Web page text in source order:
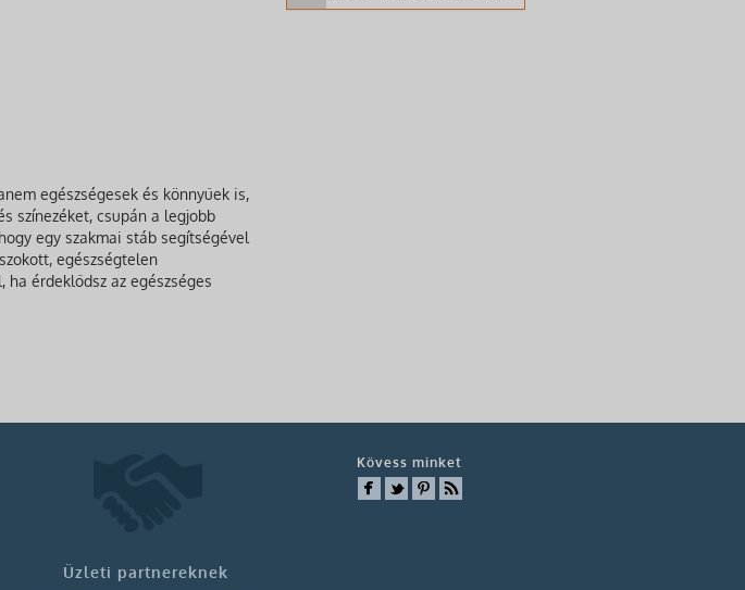
egészségesek és könnyűek is,
színezéket, csupán a legjobb
egy szakmai stáb segítségével
egészségtelen
érdeklődsz az egészséges
Üzleti partnereknek
Kövess minket